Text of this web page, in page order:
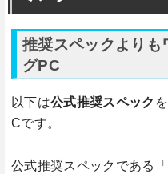
推奨スペックよりも
グPC
以下は公式推奨スペック
Cです。
公式推奨スペックである